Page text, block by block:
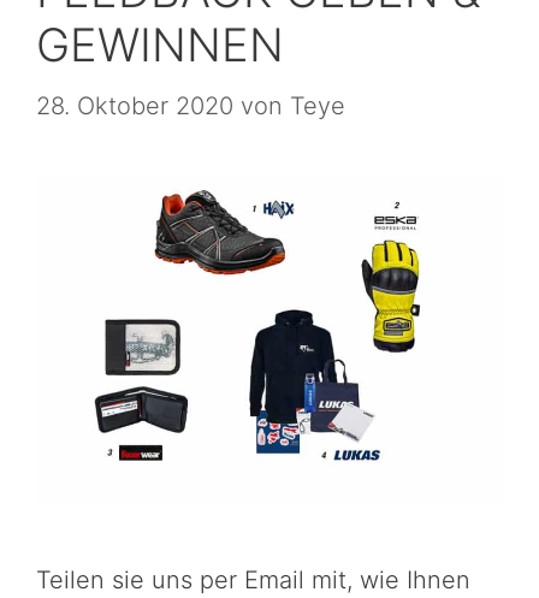
GEWINNEN
28. Oktober 2020 von Teye
Teilen sie uns per Email mit, wie Ihnen